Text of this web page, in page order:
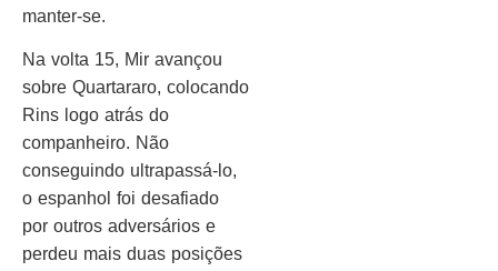
manter-se.
Na volta 15, Mir avançou
sobre Quartararo, colocando
Rins logo atrás do
companheiro. Não
conseguindo ultrapassá-lo,
o espanhol foi desafiado
por outros adversários e
perdeu mais duas posições